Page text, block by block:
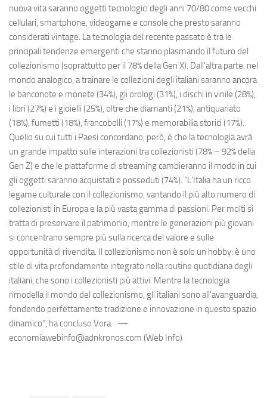
nuova vita saranno oggetti tecnologici degli anni 70/80 come vecchi
cellulari, smartphone, videogame e console che presto saranno
considerati vintage. La tecnologia del recente passato è tra le
principali tendenze emergenti che stanno plasmando il futuro del
collezionismo (soprattutto per il 78% della Gen X). Dall’altra parte, nel
mondo analogico, a trainare le collezioni degli italiani saranno ancora
le banconote e monete (34%), gli orologi (31%), i dischi in vinile (28%),
i libri (27%) e i gioielli (25%), oltre che diamanti (21%), antiquariato
(18%), fumetti (18%), francobolli (17%) e memorabilia storici (17%).
Quello su cui tutti i Paesi concordano, però, è che la tecnologia avrà
un grande impatto sulle interazioni tra collezionisti (78% – 92% della
Gen Z) e che le piattaforme di streaming cambieranno il modo in cui
gli oggetti saranno acquistati e posseduti (74%). “L'Italia ha un ricco
legame culturale con il collezionismo, vantando il più alto numero di
collezionisti in Europa e la più vasta gamma di passioni. Per molti si
tratta di preservare il patrimonio, mentre le generazioni più giovani
si concentrano sempre più sulla ricerca del valore e sulle
opportunità di rivendita. Il collezionismo non è solo un hobby: è uno
stile di vita profondamente integrato nella routine quotidiana degli
italiani, che sono i collezionisti più attivi. Mentre la tecnologia
rimodella il mondo del collezionismo, gli italiani sono all'avanguardia,
fondendo perfettamente tradizione e innovazione in questo spazio
dinamico”, ha concluso Vora. —
economiawebinfo@adnkronos.com (Web Info)